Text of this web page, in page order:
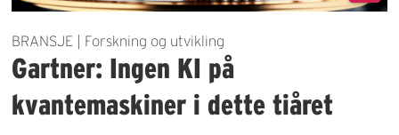
BRANSJE | Forskning og utvikling
Gartner: Ingen KI på
kvantemaskiner i dette tiåret